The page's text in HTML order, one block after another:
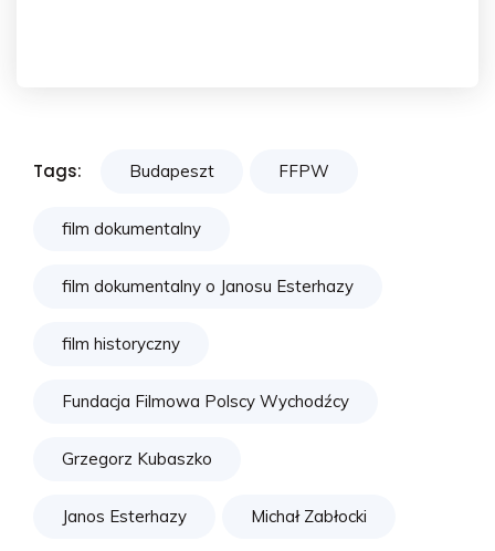
Tags: Budapeszt FFPW
film dokumentalny
film dokumentalny o Janosu Esterhazy
film historyczny
Fundacja Filmowa Polscy Wychodźcy
Grzegorz Kubaszko
Janos Esterhazy Michał Zabłocki